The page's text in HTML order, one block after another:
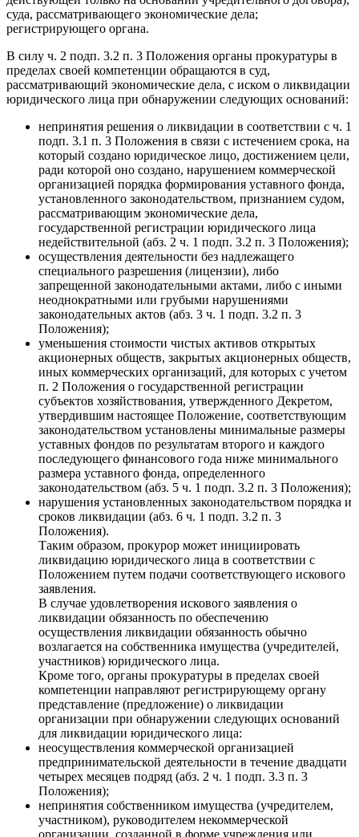
суда, рассматривающего экономические дела;
регистрирующего органа.
В силу ч. 2 подп. 3.2 п. 3 Положения органы прокуратуры в
пределах своей компетенции обращаются в суд,
рассматривающий экономические дела, с иском о ликвидации
юридического лица при обнаружении следующих оснований:
непринятия решения о ликвидации в соответствии с ч. 1
подп. 3.1 п. 3 Положения в связи с истечением срока, на
который создано юридическое лицо, достижением цели,
ради которой оно создано, нарушением коммерческой
организацией порядка формирования уставного фонда,
установленного законодательством, признанием судом,
рассматривающим экономические дела,
государственной регистрации юридического лица
недействительной (абз. 2 ч. 1 подп. 3.2 п. 3 Положения);
осуществления деятельности без надлежащего
специального разрешения (лицензии), либо
запрещенной законодательными актами, либо с иными
неоднократными или грубыми нарушениями
законодательных актов (абз. 3 ч. 1 подп. 3.2 п. 3
Положения);
уменьшения стоимости чистых активов открытых
акционерных обществ, закрытых акционерных обществ,
иных коммерческих организаций, для которых с учетом
п. 2 Положения о государственной регистрации
субъектов хозяйствования, утвержденного Декретом,
утвердившим настоящее Положение, соответствующим
законодательством установлены минимальные размеры
уставных фондов по результатам второго и каждого
последующего финансового года ниже минимального
размера уставного фонда, определенного
законодательством (абз. 5 ч. 1 подп. 3.2 п. 3 Положения);
нарушения установленных законодательством порядка и
сроков ликвидации (абз. 6 ч. 1 подп. 3.2 п. 3
Положения).
Таким образом, прокурор может инициировать
ликвидацию юридического лица в соответствии с
Положением путем подачи соответствующего искового
заявления.
В случае удовлетворения искового заявления о
ликвидации обязанность по обеспечению
осуществления ликвидации обязанность обычно
возлагается на собственника имущества (учредителей,
участников) юридического лица.
Кроме того, органы прокуратуры в пределах своей
компетенции направляют регистрирующему органу
представление (предложение) о ликвидации
организации при обнаружении следующих оснований
для ликвидации юридического лица:
неосуществления коммерческой организацией
предпринимательской деятельности в течение двадцати
четырех месяцев подряд (абз. 2 ч. 1 подп. 3.3 п. 3
Положения);
непринятия собственником имущества (учредителем,
участником), руководителем некоммерческой